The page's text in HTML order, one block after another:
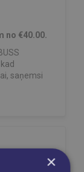
no €40.00.
saņemsi
×